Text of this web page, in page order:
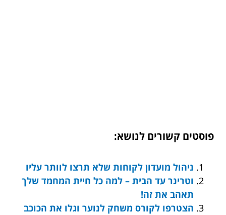
פוסטים קשורים לנושא:
ניהול מועדון לקוחות שלא תרצו לוותר עליו
וטרינר עד הבית – למה כל חיית המחמד שלך
תאהב את זה!
הצטרפו לקורס משחק לנוער וגלו את הכוכב